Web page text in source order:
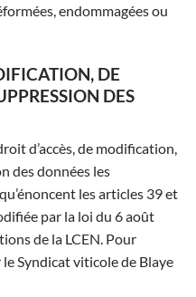
endommagées ou
DE
DES
d’accès, de modification,
des données les
les articles 39 et
par la loi du 6 août
de la LCEN. Pour
le Syndicat viticole de Blaye